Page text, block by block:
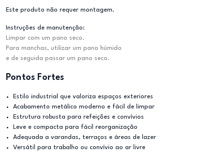
Este produto não requer montagem.
Instruções de manutenção:
Limpar com um pano seco.
Para manchas, utilizar um pano húmido
e de seguida passar um pano seco.
Pontos Fortes
Estilo industrial que valoriza espaços exteriores
Acabamento metálico moderno e fácil de limpar
Estrutura robusta para refeições e convívios
Leve e compacta para fácil reorganização
Adequada a varandas, terraços e áreas de lazer
Versátil para trabalho ou convívio ao ar livre